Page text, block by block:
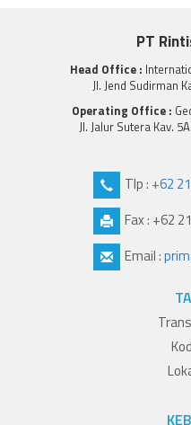
PT
Head Office :
Jl. Jend Sudirman
Operating Office :
Jl. Jalur Sutera Kav.
Tlp : +62
Fax : +62
Email :